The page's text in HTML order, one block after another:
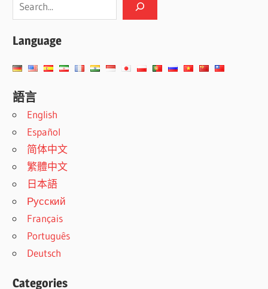
Language
語言
English
Español
简体中文
繁體中文
日本語
Русский
Français
Português
Deutsch
Categories